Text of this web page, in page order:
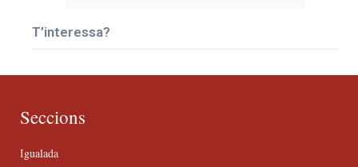
T’interessa?
Seccions
Igualada